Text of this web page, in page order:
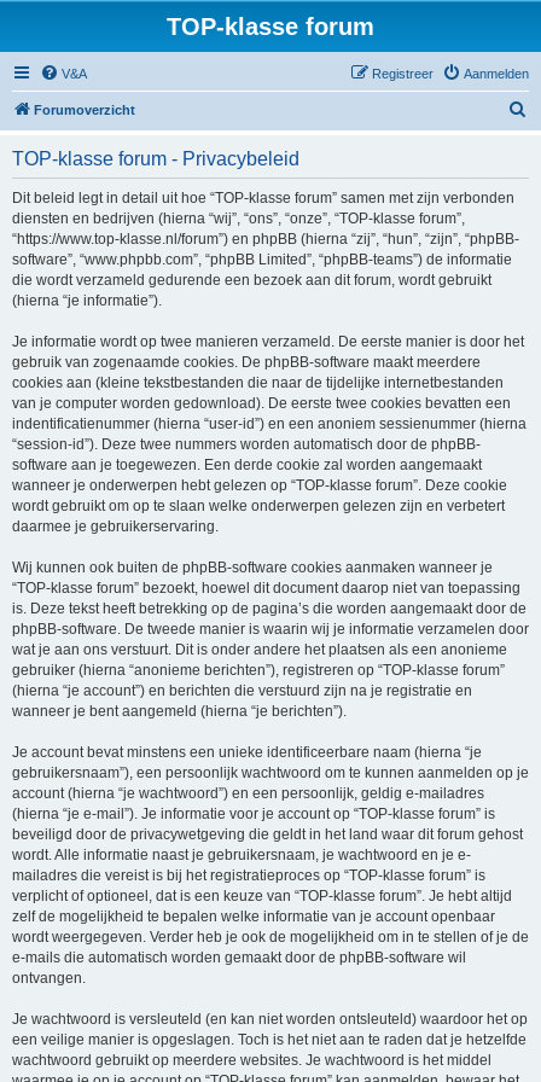
TOP-klasse forum
V&A Aanmelden
Registreer
Forumoverzicht
TOP-klasse forum - Privacybeleid
Dit beleid legt in detail uit hoe “TOP-klasse forum” samen met zijn verbonden
diensten en bedrijven (hierna “wij”, “ons”, “onze”, “TOP-klasse forum”,
“https://www.top-klasse.nl/forum”) en phpBB (hierna “zij”, “hun”, “zijn”, “phpBB-
software”, “www.phpbb.com”, “phpBB Limited”, “phpBB-teams”) de informatie
die wordt verzameld gedurende een bezoek aan dit forum, wordt gebruikt
(hierna “je informatie”).
Je informatie wordt op twee manieren verzameld. De eerste manier is door het
gebruik van zogenaamde cookies. De phpBB-software maakt meerdere
cookies aan (kleine tekstbestanden die naar de tijdelijke internetbestanden
van je computer worden gedownload). De eerste twee cookies bevatten een
indentificatienummer (hierna “user-id”) en een anoniem sessienummer (hierna
“session-id”). Deze twee nummers worden automatisch door de phpBB-
software aan je toegewezen. Een derde cookie zal worden aangemaakt
wanneer je onderwerpen hebt gelezen op “TOP-klasse forum”. Deze cookie
wordt gebruikt om op te slaan welke onderwerpen gelezen zijn en verbetert
daarmee je gebruikerservaring.
Wij kunnen ook buiten de phpBB-software cookies aanmaken wanneer je
“TOP-klasse forum” bezoekt, hoewel dit document daarop niet van toepassing
is. Deze tekst heeft betrekking op de pagina’s die worden aangemaakt door de
phpBB-software. De tweede manier is waarin wij je informatie verzamelen door
wat je aan ons verstuurt. Dit is onder andere het plaatsen als een anonieme
gebruiker (hierna “anonieme berichten”), registreren op “TOP-klasse forum”
(hierna “je account”) en berichten die verstuurd zijn na je registratie en
wanneer je bent aangemeld (hierna “je berichten”).
Je account bevat minstens een unieke identificeerbare naam (hierna “je
gebruikersnaam”), een persoonlijk wachtwoord om te kunnen aanmelden op je
account (hierna “je wachtwoord”) en een persoonlijk, geldig e-mailadres
(hierna “je e-mail”). Je informatie voor je account op “TOP-klasse forum” is
beveiligd door de privacywetgeving die geldt in het land waar dit forum gehost
wordt. Alle informatie naast je gebruikersnaam, je wachtwoord en je e-
mailadres die vereist is bij het registratieproces op “TOP-klasse forum” is
verplicht of optioneel, dat is een keuze van “TOP-klasse forum”. Je hebt altijd
zelf de mogelijkheid te bepalen welke informatie van je account openbaar
wordt weergegeven. Verder heb je ook de mogelijkheid om in te stellen of je de
e-mails die automatisch worden gemaakt door de phpBB-software wil
ontvangen.
Je wachtwoord is versleuteld (en kan niet worden ontsleuteld) waardoor het op
een veilige manier is opgeslagen. Toch is het niet aan te raden dat je hetzelfde
wachtwoord gebruikt op meerdere websites. Je wachtwoord is het middel